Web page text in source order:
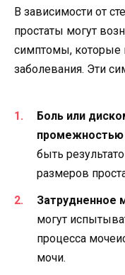
В зависимости от
простаты могут
симптомы, которые
заболевания. Эти
Боль или
промежностью
быть
размеров
Затрудненное
могут
процесса
мочи.